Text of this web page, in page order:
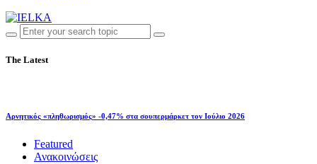
The Latest
Αρνητικός «πληθωρισμός» -0,47% στα σουπερμάρκετ τον Ιούλιο 2026
Featured
Ανακοινώσεις